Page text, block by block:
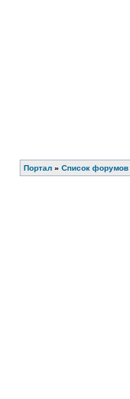
Портал » Список форумов